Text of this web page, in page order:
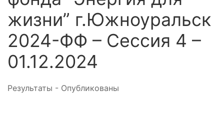
жизни” г.Южноуральск
2024-ФФ – Сессия 4 –
01.12.2024
Результаты - Опубликованы